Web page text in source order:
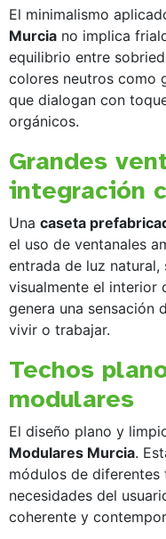
El minimalismo
Murcia no implica
equilibrio entre
colores neutros como
que dialogan con
orgánicos.
Grandes
integración
Una caseta
el uso de ventanales
entrada de luz
visualmente el interior
genera una sensación
vivir o trabajar.
Techos
modulares
El diseño plano y
Modulares Murcia.
módulos de diferentes
necesidades del
coherente y